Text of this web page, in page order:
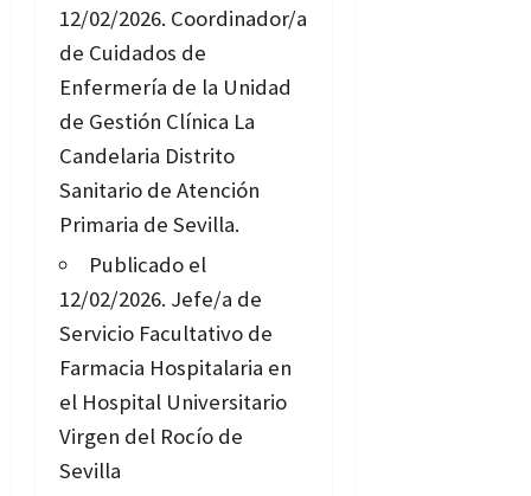
12/02/2026. Coordinador/a
de Cuidados de
Enfermería de la Unidad
de Gestión Clínica La
Candelaria Distrito
Sanitario de Atención
Primaria de Sevilla.
Publicado el
12/02/2026. Jefe/a de
Servicio Facultativo de
Farmacia Hospitalaria en
el Hospital Universitario
Virgen del Rocío de
Sevilla